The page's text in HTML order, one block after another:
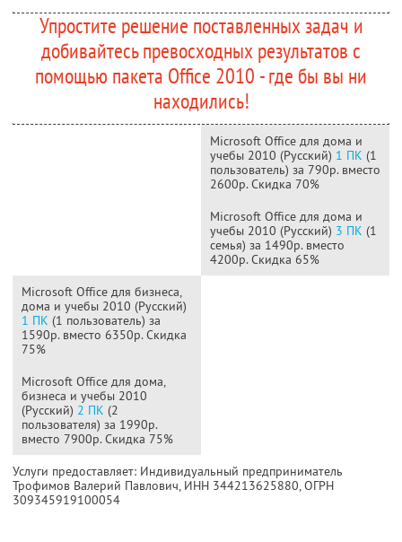
Упростите решение поставленных задач и
добивайтесь превосходных результатов с
помощью пакета Office 2010 - где бы вы ни
находились!
Microsoft Office для дома и
учебы 2010 (Русский) 1 ПК (1
пользователь) за 790р. вместо
2600р. Скидка 70%
Microsoft Office для дома и
учебы 2010 (Русский) 3 ПК (1
семья) за 1490р. вместо
4200р. Скидка 65%
Microsoft Office для бизнеса,
дома и учебы 2010 (Русский)
1 ПК (1 пользователь) за
1590р. вместо 6350р. Скидка
75%
Microsoft Office для дома,
бизнеса и учебы 2010
(Русский) 2 ПК (2
пользователя) за 1990р.
вместо 7900р. Скидка 75%
Услуги предоставляет: Индивидуальный предприниматель
Трофимов Валерий Павлович, ИНН 344213625880, ОГРН
309345919100054